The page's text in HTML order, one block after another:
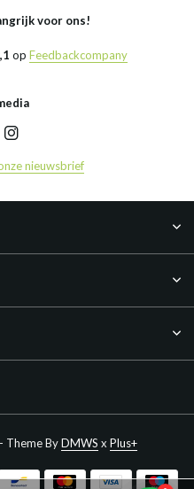
voor ons!
op Feedbackcompany
nieuwsbrief
Theme ByDMWS x Plus+